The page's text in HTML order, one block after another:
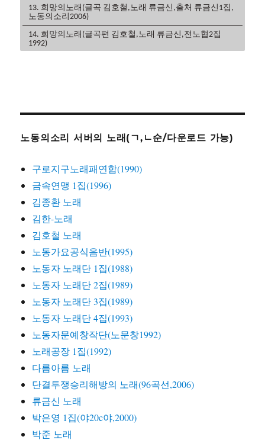
13. 희망의노래(글곡 김호철,노래 류금신,출처 류금신1집,
노동의소리2006)
14. 희망의노래(글곡편 김호철,노래 류금신,전노협2집
1992)
노동의소리 서버의 노래(ㄱ,ㄴ순/다운로드 가능)
구로지구노래패연합(1990)
금속연맹 1집(1996)
김종환 노래
김한-노래
김호철 노래
노동가요공식음반(1995)
노동자 노래단 1집(1988)
노동자 노래단 2집(1989)
노동자 노래단 3집(1989)
노동자 노래단 4집(1993)
노동자문예창작단(노문창1992)
노래공장 1집(1992)
다름아름 노래
단결투쟁승리해방의 노래(96곡선,2006)
류금신 노래
박은영 1집(야20c야,2000)
박준 노래